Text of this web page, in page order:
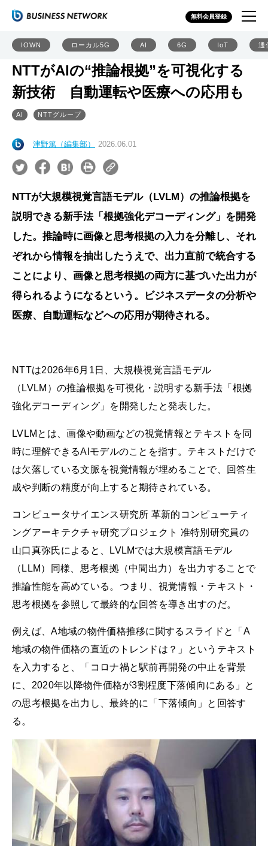
無料会員登録
IOWN ローカル5G AI 6G IoT 通
NTTがAIの“推論根拠”を可視化する
新技術 自動運転や医療への応用も
AI NTTグループ
津野篤（編集部） 2026.06.01
NTTが大規模視覚言語モデル（LVLM）の推論根拠を
説明できる新手法「根拠強化デコーディング」を開発
した。推論時に画像と思考根拠の入力を分離し、それ
ぞれから情報を抽出したうえで、出力直前で統合する
ことにより、画像と思考根拠の両方に基づいた出力が
得られるようになるという。ビジネスデータの分析や
医療、自動運転などへの応用が期待される。
NTTは2026年6月1日、大規模視覚言語モデル
（LVLM）の推論根拠を可視化・説明する新手法「根拠
強化デコーディング」を開発したと発表した。
LVLMとは、画像や動画などの視覚情報とテキストを同
時に理解できるAIモデルのことを指す。テキストだけで
は欠落している文脈を視覚情報が埋めることで、回答生
成や判断の精度が向上すると期待されている。
コンピュータサイエンス研究所 革新的コンピューティ
ングアーキテクチャ研究プロジェクト 准特別研究員の
山口真弥氏によると、LVLMでは大規模言語モデル
（LLM）同様、思考根拠（中間出力）を出力することで
推論性能を高めている。つまり、視覚情報・テキスト・
思考根拠を参照して最終的な回答を導き出すのだ。
例えば、A地域の物件価格推移に関するスライドと「A
地域の物件価格の直近のトレンドは？」というテキスト
を入力すると、「コロナ禍と駅前再開発の中止を背景
に、2020年以降物件価格が3割程度下落傾向にある」と
の思考根拠を出力し、最終的に「下落傾向」と回答す
る。